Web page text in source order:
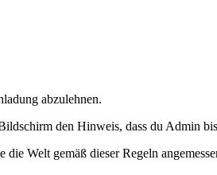
abzulehnen.
den Hinweis, dass du Admin
Welt gemäß dieser Regeln